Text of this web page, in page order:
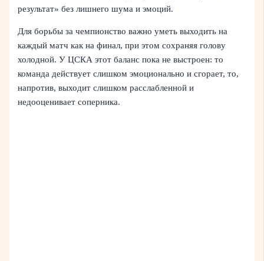
результат» без лишнего шума и эмоций.
Для борьбы за чемпионство важно уметь выходить на
каждый матч как на финал, при этом сохраняя голову
холодной. У ЦСКА этот баланс пока не выстроен: то
команда действует слишком эмоционально и сгорает, то,
напротив, выходит слишком расслабленной и
недооценивает соперника.